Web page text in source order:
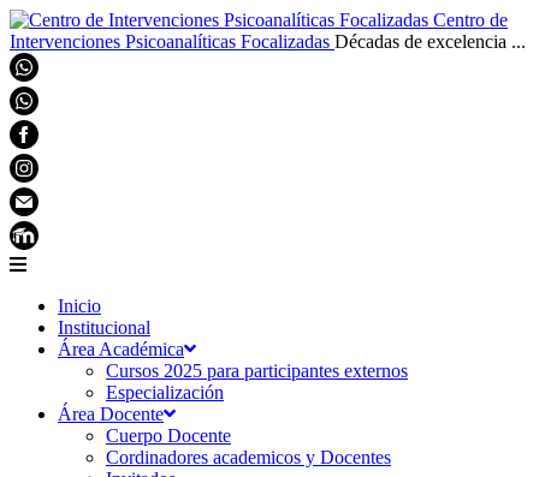
Centro de
Intervenciones Psicoanalíticas Focalizadas Décadas de excelencia ...
Inicio
Institucional
Área Académica
Cursos 2025 para participantes externos
Especialización
Área Docente
Cuerpo Docente
Cordinadores academicos y Docentes